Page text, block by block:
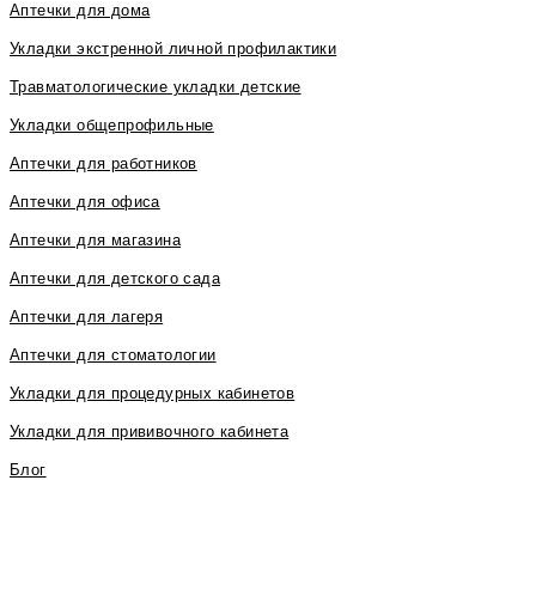
Аптечки для дома
Укладки экстренной личной профилактики
Травматологические укладки детские
Укладки общепрофильные
Аптечки для работников
Аптечки для офиса
Аптечки для магазина
Аптечки для детского сада
Аптечки для лагеря
Аптечки для стоматологии
Укладки для процедурных кабинетов
Укладки для прививочного кабинета
Блог